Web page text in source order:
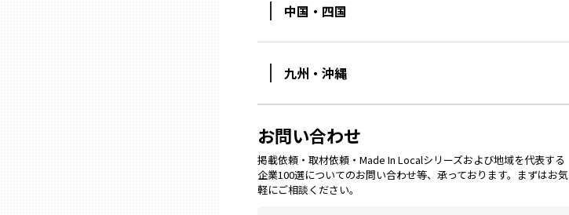
山形
群馬エリア
千葉エリア
富山エリア
石川エリア
福井エリア
京都エリア
大阪市 エリア
中国・四国
島根エリア
九州・沖縄
福岡エリア
お問い合わせ
掲載依頼・取材依頼・Made In Localシリーズおよび地域を代表する
企業100選についてのお問い合わせ等、承っております。まずはお気
軽にご相談ください。